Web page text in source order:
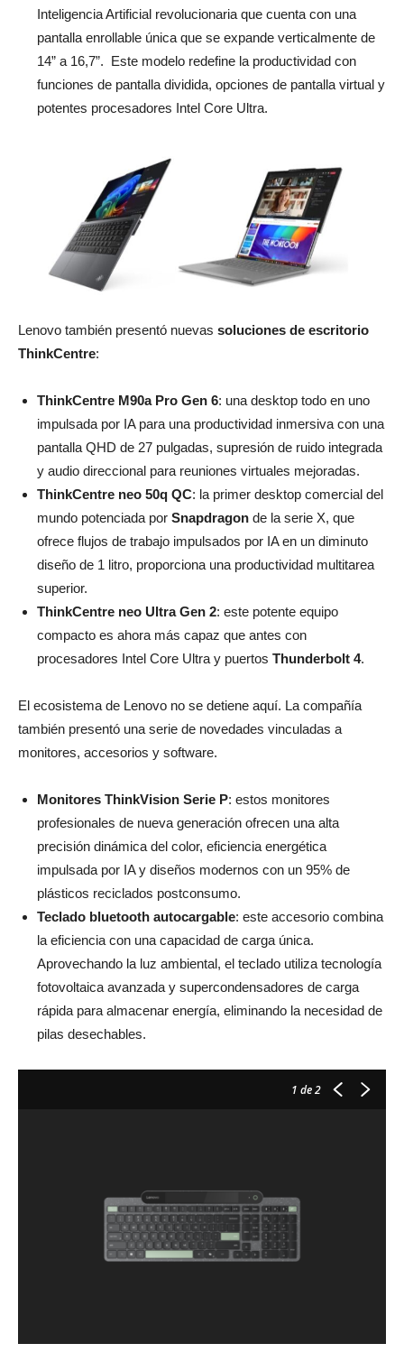
Inteligencia Artificial revolucionaria que cuenta con una
pantalla enrollable única que se expande verticalmente de
14” a 16,7”. Este modelo redefine la productividad con
funciones de pantalla dividida, opciones de pantalla virtual y
potentes procesadores Intel Core Ultra.
Lenovo también presentó nuevas soluciones de escritorio
ThinkCentre:
ThinkCentre M90a Pro Gen 6: una desktop todo en uno
impulsada por IA para una productividad inmersiva con una
pantalla QHD de 27 pulgadas, supresión de ruido integrada
y audio direccional para reuniones virtuales mejoradas.
ThinkCentre neo 50q QC: la primer desktop comercial del
mundo potenciada por Snapdragon de la serie X, que
ofrece flujos de trabajo impulsados por IA en un diminuto
diseño de 1 litro, proporciona una productividad multitarea
superior.
ThinkCentre neo Ultra Gen 2: este potente equipo
compacto es ahora más capaz que antes con
procesadores Intel Core Ultra y puertos Thunderbolt 4.
El ecosistema de Lenovo no se detiene aquí. La compañía
también presentó una serie de novedades vinculadas a
monitores, accesorios y software.
Monitores ThinkVision Serie P: estos monitores
profesionales de nueva generación ofrecen una alta
precisión dinámica del color, eficiencia energética
impulsada por IA y diseños modernos con un 95% de
plásticos reciclados postconsumo.
Teclado bluetooth autocargable: este accesorio combina
la eficiencia con una capacidad de carga única.
Aprovechando la luz ambiental, el teclado utiliza tecnología
fotovoltaica avanzada y supercondensadores de carga
rápida para almacenar energía, eliminando la necesidad de
pilas desechables.
1 de 2